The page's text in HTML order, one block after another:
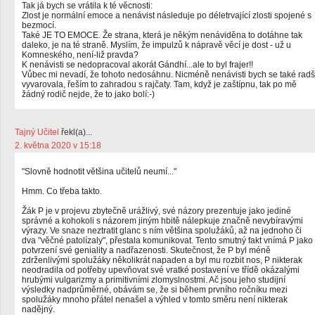
Tak já bych se vrátila k té věcnosti:
Zlost je normální emoce a nenávist následuje po déletrvající zlosti spojené s
bezmocí.
Také JE TO EMOCE. Že strana, která je někým nenáviděna to dotáhne tak
daleko, je na té straně. Myslím, že impulzů k nápravě věcí je dost - už u
Komneského, není-liž pravda?
K nenávisti se nedopracoval akorát Gándhí...ale to byl frajer!!
Vůbec mi nevadí, že tohoto nedosáhnu. Nicméně nenávisti bych se také
vyvarovala, řeším to zahradou s rajčaty. Tam, když je zaštípnu, tak po mě
žádný rodič nejde, že to jako bolí:-)
Tajný Učitel řekl(a)...
2. května 2020 v 15:18
"Slovně hodnotit většina učitelů neumí..."
Hmm. Co třeba takto.
Žák P je v projevu zbytečně urážlivý, své názory prezentuje jako jediné
správné a kohokoli s názorem jiným hbitě nálepkuje značně nevybíravými
výrazy. Ve snaze neztratit glanc s ním většina spolužáků, až na jednoho či
dva "věčné patolízaly", přestala komunikovat. Tento smutný fakt vnímá P jako
potvrzení své geniality a nadřazenosti. Skutečnost, že P byl méně
zdrženlivými spolužáky několikrát napaden a byl mu rozbit nos, P nikterak
neodradila od potřeby upevňovat své vratké postavení ve třídě okázalými
hrubými vulgarizmy a primitivními zlomyslnostmi. Ač jsou jeho studijní
výsledky nadprůměrné, obávám se, že si během prvního ročníku mezi
spolužáky mnoho přátel nenašel a výhled v tomto směru není nikterak
nadějný.